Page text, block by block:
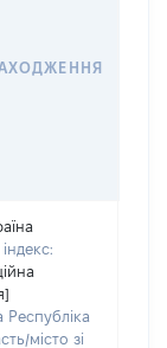
місто зі